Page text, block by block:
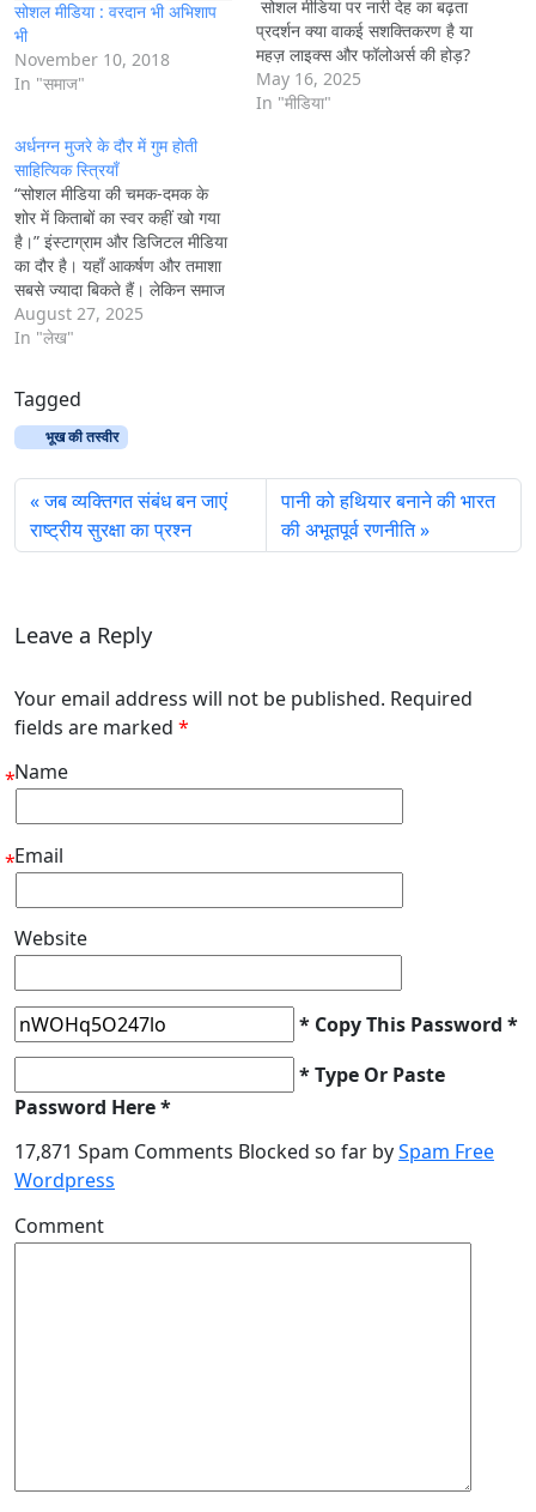
सोशल मीडिया : वरदान भी अभिशाप
भी
November 10, 2018
In "समाज"
सोशल मीडिया पर नारी देह का बढ़ता
प्रदर्शन क्या वाकई सशक्तिकरण है या
महज़ लाइक्स और फॉलोअर्स की होड़?
क्या हम सच्ची आज़ादी की ओर बढ़ रहे
हैं या एक डिजिटल पिंजरे में कैद हो रहे
May 16, 2025
In "मीडिया"
अर्धनग्न मुजरे के दौर में गुम होती
साहित्यिक स्त्रियाँ
“सोशल मीडिया की चमक-दमक के
शोर में किताबों का स्वर कहीं खो गया
है।” इंस्टाग्राम और डिजिटल मीडिया
का दौर है। यहाँ आकर्षण और तमाशा
सबसे ज्यादा बिकते हैं। लेकिन समाज
की आत्मा को बचाए रखने के लिए
जरूरी है कि स्त्रियाँ फिर से साहित्य
August 27, 2025
In "लेख"
Tagged
भूख की तस्वीर
जब व्यक्तिगत संबंध बन जाएं
राष्ट्रीय सुरक्षा का प्रश्न
पानी को हथियार बनाने की भारत
की अभूतपूर्व रणनीति
Leave a Reply
Your email address will not be published. Required
fields are marked *
Name
*
Email
*
Website
* Copy This Password *
* Type Or Paste
Password Here *
17,871 Spam Comments Blocked so far bySpam Free
Wordpress
Comment